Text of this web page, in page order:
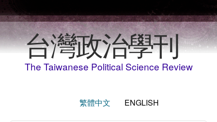
台灣政治學刊
The Taiwanese Political Science Review
繁體中文 ENGLISH